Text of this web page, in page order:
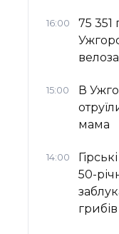
16:00
75 351
15:00
В
мама
14:00
50-
грибів